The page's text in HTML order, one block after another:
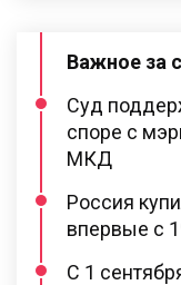
Важное за
Суд
споре с
МКД
Россия
впервые с
С 1